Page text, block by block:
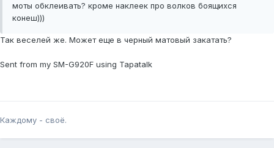
моты обклеивать? кроме наклеек про волков боящихся
конеш)))
Так веселей же. Может еще в черный матовый закатать?
Sent from my SM-G920F using Tapatalk
Каждому - своё.